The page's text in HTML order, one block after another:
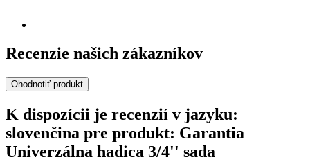
Recenzie našich zákazníkov
Ohodnotiť produkt
K dispozícii je recenzií v jazyku:
slovenčina pre produkt: Garantia
Univerzálna hadica 3/4'' sada